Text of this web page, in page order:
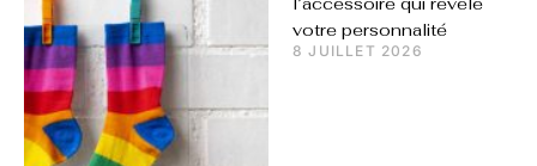
votre personnalité
8 JUILLET 2026